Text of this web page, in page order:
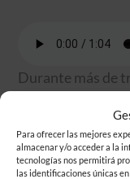
Para ofrecer las mejores
almacenar y/o acceder a la
tecnologías nos permitirá
las identificaciones únicas
Durante más de
primeros
los aliados más
nacieron